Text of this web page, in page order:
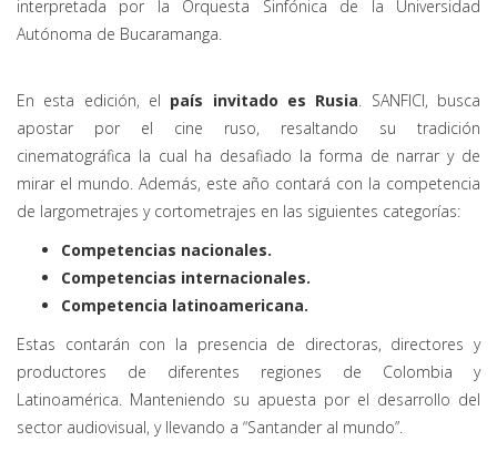
interpretada por la Orquesta Sinfónica de la Universidad
Autónoma de Bucaramanga.
En esta edición, el país invitado es Rusia. SANFICI, busca
apostar por el cine ruso, resaltando su tradición
cinematográfica la cual ha desafiado la forma de narrar y de
mirar el mundo. Además, este año contará con la competencia
de largometrajes y cortometrajes en las siguientes categorías:
Competencias nacionales.
Competencias internacionales.
Competencia latinoamericana.
Estas contarán con la presencia de directoras, directores y
productores de diferentes regiones de Colombia y
Latinoamérica. Manteniendo su apuesta por el desarrollo del
sector audiovisual, y llevando a “Santander al mundo”.